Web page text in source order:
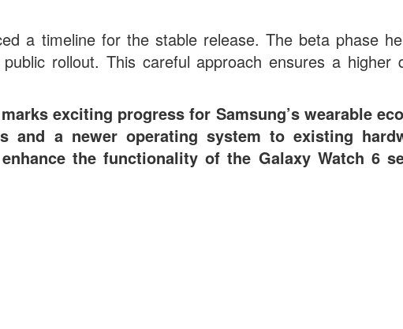
a timeline for the stable release. The beta phase
rollout. This careful approach ensures a higher
exciting progress for Samsung’s wearable
and a newer operating system to existing
the functionality of the Galaxy Watch 6